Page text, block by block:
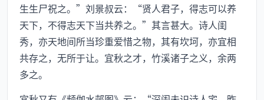
生生尸祝之。”刘景叔云：“贤人君子，得志可以养
天下，不得志天下当共养之。”其言甚大。诗人闺
秀，亦天地间所当珍重爱惜之物，其有坎坷，亦宜相
共存之，无所于让。宜秋之才，竹溪诸子之义，余两
多之。